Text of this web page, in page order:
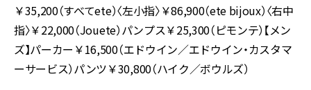
￥35,200（すべてete）〈左小指〉￥86,900（ete bijoux）〈右中
指〉￥22,000（Jouete）パンプス￥25,300（ピモンテ）【メン
ズ】パーカー￥16,500（エドウイン／エドウイン・カスタマ
ーサービス）パンツ￥30,800（ハイク／ボウルズ）